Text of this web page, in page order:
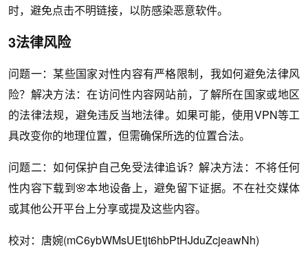
时，避免点击不明链接，以防感染恶意软件。
3法律风险
问题一：某些国家对性内容有严格限制，我如何避免法律风
险？解决方法：在访问性内容网站前，了解所在国家或地区
的法律法规，避免违反当地法律。如果可能，使用VPN等工
具改变你的地理位置，但需确保所选的位置合法。
问题二：如何保护自己免受法律追诉？解决方法：不将任何
性内容下载到🌸本地设备上，避免留下证据。不在社交媒体
或其他公开平台上分享或提及这些内容。
校对：唐婉(mC6ybWMsUEtjt6hbPtHJduZcjeawNh)